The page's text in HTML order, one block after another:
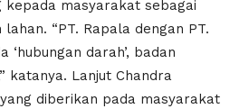
kepada masyarakat sebagai
“PT. Rapala dengan PT.
‘hubungan darah’, badan
katanya. Lanjut Chandra
diberikan pada masyarakat